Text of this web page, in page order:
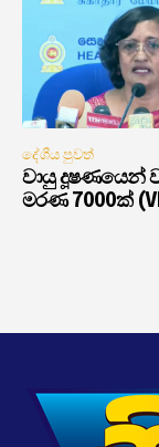
දේශීය පුවත්
වායු දූෂණයෙන්
මරණ 7000ක්